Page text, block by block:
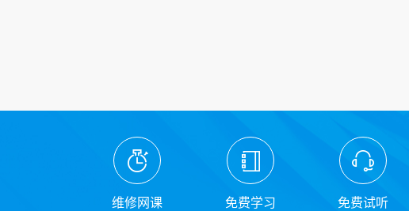
维修网课 免费学习 免费试听